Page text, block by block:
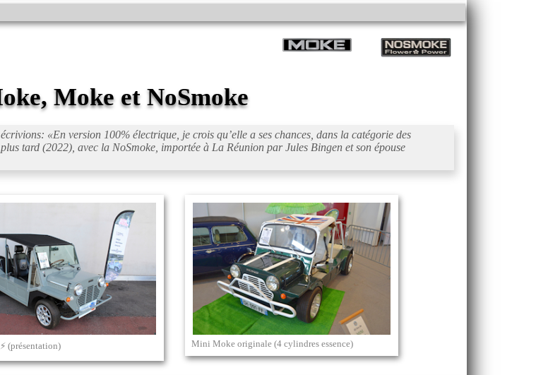
Moke et NoSmoke
«En version 100% électrique, je crois qu’elle a ses chances, dans la catégorie des
tard (2022), avec la NoSmoke, importée à La Réunion par Jules Bingen et son épouse
(présentation) Mini Moke originale (4 cylindres essence)